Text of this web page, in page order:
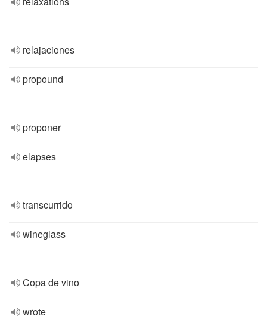
relajaciones
propound
proponer
elapses
transcurrido
wineglass
Copa de vino
wrote